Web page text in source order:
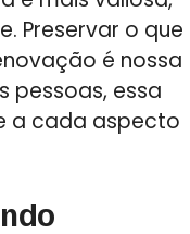
Preservar o que
é nossa
pessoas, essa
a cada aspecto